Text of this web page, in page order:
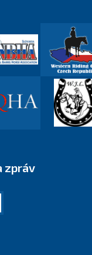
zpráv